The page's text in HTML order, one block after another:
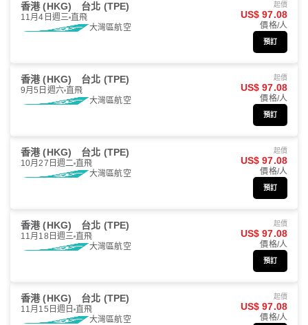
香港 (HKG) 台北 (TPE)
11月4日週三 直飛
大灣區航空
起價
US$ 97.08
價格/人
預訂
香港 (HKG) 台北 (TPE)
9月5日週六 直飛
大灣區航空
起價
US$ 97.08
價格/人
預訂
香港 (HKG) 台北 (TPE)
10月27日週二 直飛
大灣區航空
起價
US$ 97.08
價格/人
預訂
香港 (HKG) 台北 (TPE)
11月18日週三 直飛
大灣區航空
起價
US$ 97.08
價格/人
預訂
香港 (HKG) 台北 (TPE)
11月15日週日 直飛
大灣區航空
起價
US$ 97.08
價格/人